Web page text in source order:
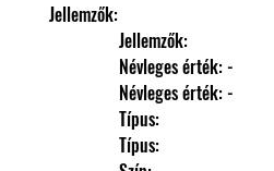
Jellemzők:
                Jellemzők:
                Névleges érték: -
                Névleges érték: -
                Típus:
                Típus: